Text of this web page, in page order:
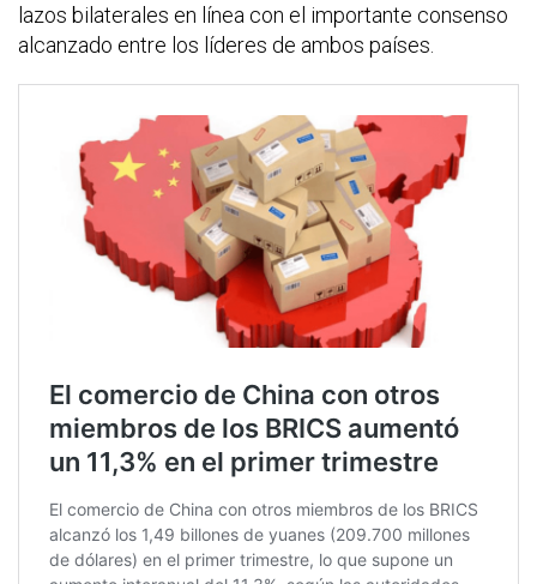
lazos bilaterales en línea con el importante consenso
alcanzado entre los líderes de ambos países.